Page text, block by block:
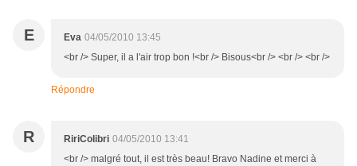
E Eva 04/05/2010 13:45
<br /> Super, il a l'air trop bon !<br /> Bisous<br /> <br /> <br />
Répondre
R RiriColibri 04/05/2010 13:41
<br /> malgré tout, il est très beau! Bravo Nadine et merci à